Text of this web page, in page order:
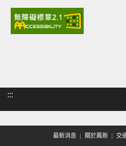
:::
最新消息 關於鳳新 交